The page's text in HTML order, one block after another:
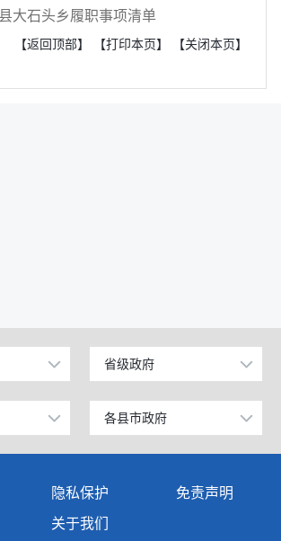
大石头乡履职事项清单
【返回顶部】 【打印本页】 【关闭本页】
委员会
省级政府
北京
上海
广东
天津
江苏
各县市政府
昌吉市
隐私保护
免责声明
关于我们